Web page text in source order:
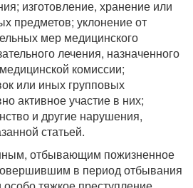
изготовление, хранение или
предметов; уклонение от
мер медицинского
лечения, назначенного
комиссии;
или иных групповых
активное участие в них;
и другие нарушения,
статьей.
отбывающим пожизненное
в период отбывания